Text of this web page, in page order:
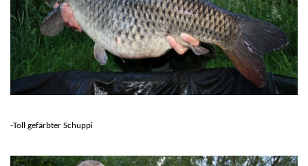
-Toll gefärbter Schuppi